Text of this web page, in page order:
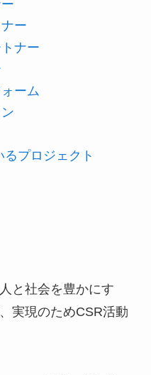
ー
ナー
ーム
プロジェクト
と社会を豊かにす
実現のためCSR活動